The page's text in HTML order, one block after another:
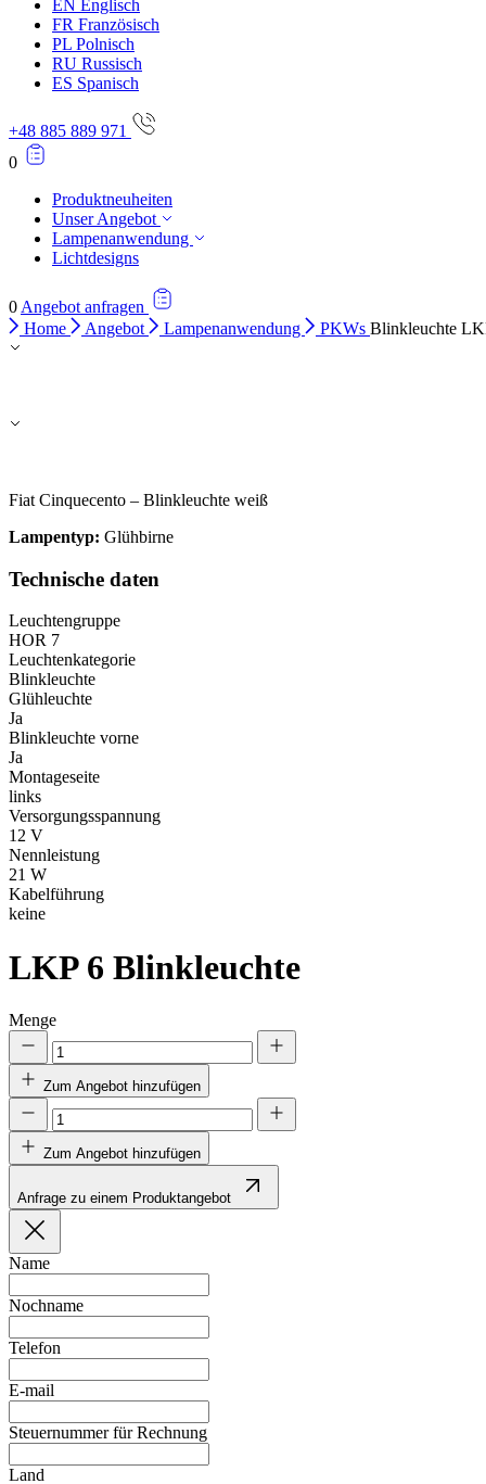
EN Englisch
FR Französisch
PL Polnisch
RU Russisch
ES Spanisch
+48 885 889 971
0
Produktneuheiten
Unser Angebot
Lampenanwendung
Lichtdesigns
0 Angebot anfragen
Home
Angebot Lampenanwendung PKWs Blinkleuchte
Fiat Cinquecento – Blinkleuchte weiß
Lampentyp: Glühbirne
Technische daten
Leuchtengruppe
HOR 7
Leuchtenkategorie
Blinkleuchte
Glühleuchte
Ja
Blinkleuchte vorne
Ja
Montageseite
links
Versorgungsspannung
12 V
Nennleistung
21 W
Kabelführung
keine
LKP 6 Blinkleuchte
Menge
Zum Angebot hinzufügen
Zum Angebot hinzufügen
Anfrage zu einem Produktangebot
Name
Nochname
Telefon
E-mail
Steuernummer für Rechnung
Land